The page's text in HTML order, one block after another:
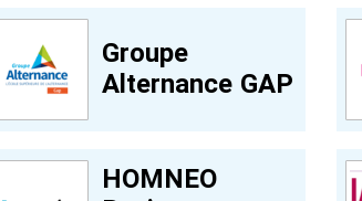
Groupe
Alternance GAP
HOMNEO